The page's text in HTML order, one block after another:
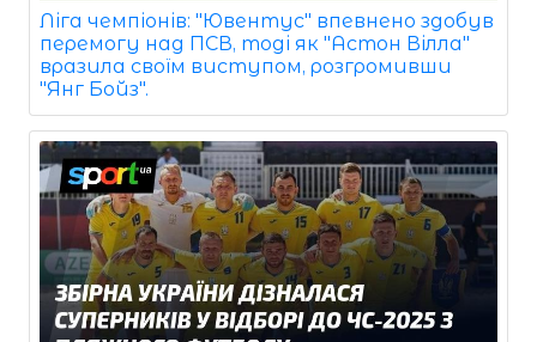
Ліга чемпіонів: "Ювентус" впевнено здобув
перемогу над ПСВ, тоді як "Астон Вілла"
вразила своїм виступом, розгромивши
"Янг Бойз".